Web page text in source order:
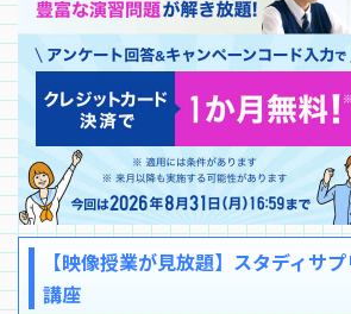
【映像授業が見放題】スタディサ
講座